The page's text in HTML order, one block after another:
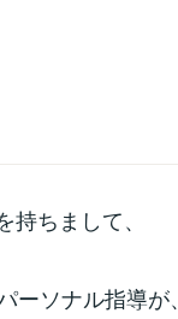
持ちまして、
ーソナル指導が、